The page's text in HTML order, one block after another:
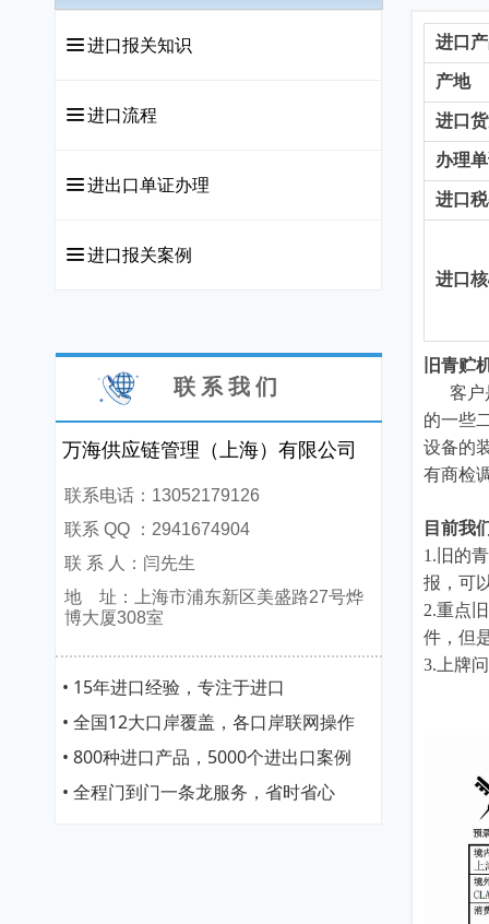
끀进口报关知识
끀进口流程
끀进出口单证办理
끀进口报关案例
进口
产地
进口
办理
进口
进口
旧青贮
客户
的一些
设备的
有商检
目前我
1.旧的
报，可
2.重点
件，但
3.上牌
• 15年进口经验，专注于进口
• 全国12大口岸覆盖，各口岸联网操作
• 800种进口产品，5000个进出口案例
• 全程门到门一条龙服务，省时省心
联系电话：13052179126
联系 QQ ：2941674904
联 系 人：闫先生
地 址：上海市浦东新区美盛路27号烨
博大厦308室
万海供应链管理（上海）有限公司
联 系 我 们